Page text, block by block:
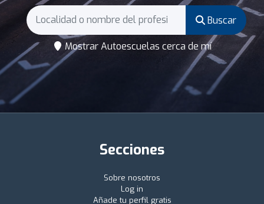
Buscar
Mostrar Autoescuelas cerca de mí
Secciones
Sobre nosotros
Log in
Añade tu perfil gratis